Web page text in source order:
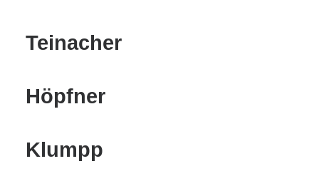
Teinacher
Höpfner
Klumpp